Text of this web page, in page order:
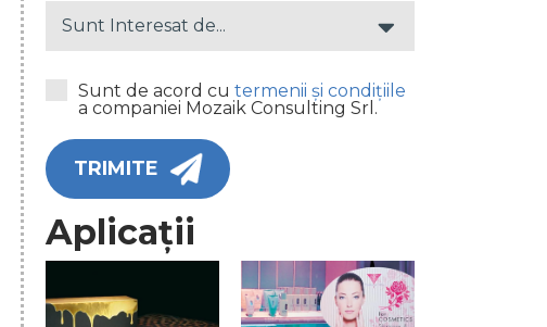
Sunt Interesat de...
Sunt de acord cu termenii și condițiile
a companiei Mozaik Consulting Srl.
TRIMITE
Aplicații